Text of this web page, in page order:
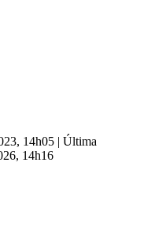
14h05 | Última
14h16